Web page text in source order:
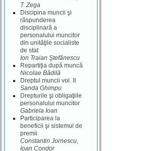
T. Zega
Discipina muncii şi
răspunderea
disciplinară a
personalului muncitor
din unităţile socialiste
de stat
Ion Traian Ştefănescu
Repartiţia după muncă
Nicolae Bădilă
Dreptul muncii vol. II
Sanda Ghimpu
Drepturile şi obligaţiile
personalului muncitor
Gabriela Ioan
Participarea la
beneficii şi sistemul de
premii
Constantin Jornescu,
Ioan Condor